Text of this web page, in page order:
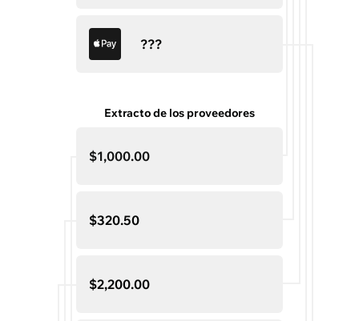
???
Extracto de los proveedores
$1,000.00
$320.50
$2,200.00